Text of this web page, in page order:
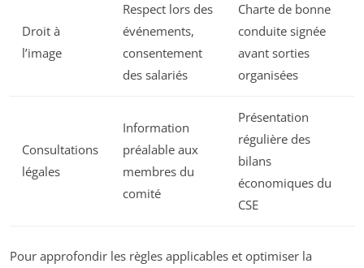
Droit à
l’image
Respect lors des
événements,
consentement
des salariés
Charte de bonne
conduite signée
avant sorties
organisées
Consultations
légales
Information
préalable aux
membres du
comité
Présentation
régulière des
bilans
économiques du
CSE
Pour approfondir les règles applicables et optimiser la